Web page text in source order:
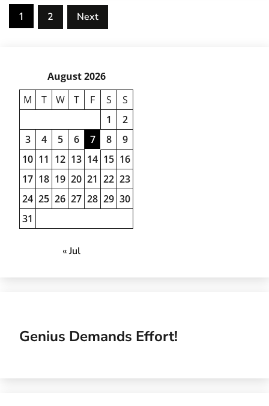
1 2 Next
August 2026
M
T W T F S
S
1
2
3
4 5 6 7 8
9
10 11 12 13 14 15 16
17 18 19 20 21 22 23
24 25 26 27 28 29 30
31
« Jul
Genius Demands Effort!